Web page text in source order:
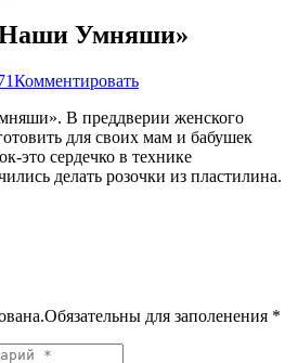
Умняши»
Комментировать
В преддверии женского
для своих мам и бабушек
это сердечко в технике
делать розочки из пластилина.
для заполенения *